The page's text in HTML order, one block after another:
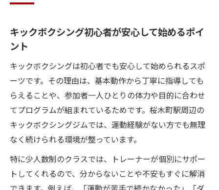
キックボクシング初心者が安心して始めるポイ
ント
キックボクシングは初心者でも安心して始められるスポ
ーツです。その理由は、基本動作から丁寧に指導しても
らえることや、参加者一人ひとりの体力や目的に合わせ
てプログラムが組まれているためです。桜木町駅周辺の
キックボクシングジムでは、運動経験がない方でも無理
なく続けられる環境が整っています。
特に少人数制のクラスでは、トレーナーが個別にサポー
トしてくれるので、分からないことや不安もすぐに解消